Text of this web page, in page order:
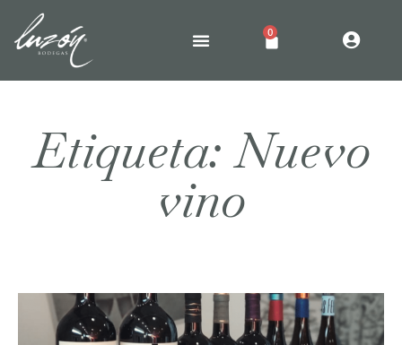
0
Etiqueta: Nuevo
vino